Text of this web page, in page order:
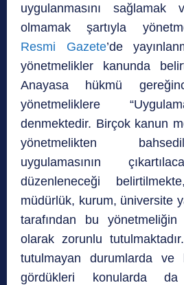
uygulanmasını sağlamak
olmamak şartıyla
Resmi Gazete’de
yönetmelikler kanunda
Anayasa hükmü
yönetmeliklere
denmektedir. Birçok kanun
yönetmelikten
uygulamasının
düzenleneceği
müdürlük, kurum, üniversite
tarafından bu yönetmeliğin
olarak zorunlu
tutulmayan durumlarda ve
gördükleri konularda